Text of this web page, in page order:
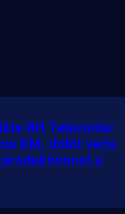
BH Telecoma:
KM, dobit veća
u